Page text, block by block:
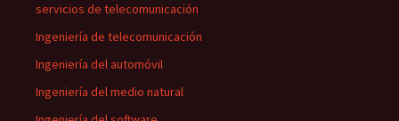
servicios de telecomunicación
Ingeniería de telecomunicación
Ingeniería del automóvil
Ingeniería del medio natural